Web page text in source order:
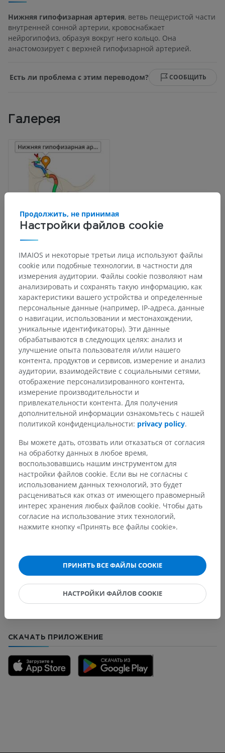
Нижняя гипофизарная артерия, ветвь пещеристой части
внутренней сонной артерии, кровоснабжает
нейрогипофиз, образуя вокруг него кольцо. Она
анастомозирует с верхней гипофизарной артерией.
Есть ли проблема с этим переводом? СООБЩИТЬ
Галерея
Анатомическая иерархия
Анатомия человека 2
Анатомия человека 1
Системная анатомия>
Сердечно-сосудистая система > Артерии >
Аорта> Дуга аорты> Общая сонная артерия>
Внутренняя сонная артерия> Пещеристая часть
Нижняя гипофизарная артерия
Основные структуры:Нет анатомических терминов,
относящихся к этой части тела
Нейроанатомия человека
Переводы
Не стесняйтесь предложить поправку, свою версию
перевода или решение по улучшению контента.
СКАЧАТЬ ПРИЛОЖЕНИЕ
Настройки файлов cookie
Продолжить, не принимая
IMAIOS и некоторые третьи лица используют файлы
cookie или подобные технологии, в частности для
измерения аудитории. Файлы cookie позволяют нам
анализировать и сохранять такую информацию, как
характеристики вашего устройства и определенные
персональные данные (например, IP-адреса, данные
о навигации, использовании и местонахождении,
уникальные идентификаторы). Эти данные
обрабатываются в следующих целях: анализ и
улучшение опыта пользователя и/или нашего
контента, продуктов и сервисов, измерение и анализ
аудитории, взаимодействие с социальными сетями,
отображение персонализированного контента,
измерение производительности и
привлекательности контента. Для получения
дополнительной информации ознакомьтесь с нашей
политикой конфиденциальности: privacy policy.
Вы можете дать, отозвать или отказаться от согласия
на обработку данных в любое время,
воспользовавшись нашим инструментом для
настройки файлов cookie. Если вы не согласны с
использованием данных технологий, это будет
расцениваться как отказ от имеющего правомерный
интерес хранения любых файлов cookie. Чтобы дать
согласие на использование этих технологий,
нажмите кнопку «Принять все файлы cookie».
ПРИНЯТЬ ВСЕ ФАЙЛЫ COOKIE
НАСТРОЙКИ ФАЙЛОВ COOKIE